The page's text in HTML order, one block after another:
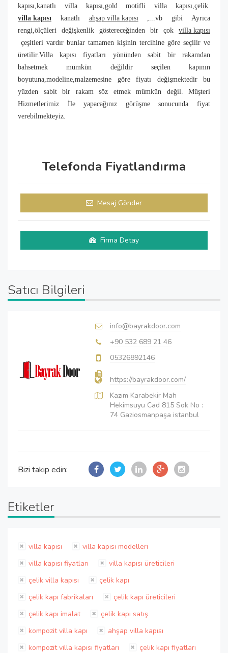
kapısı,kanatlı villa kapısı,gold motifli villa kapısı,çelik
villa kapısı kanatlı ahşap villa kapısı,...vb gibi Ayrıca
rengi,ölçüleri değişkenlik göstereceğinden bir çok villa kapısı
çeşitleri vardır bunlar tamamen kişinin tercihine göre seçilir ve
üretilir.Villa kapısı fiyatları yönünden sabit bir rakamdan
bahsetmek mümkün değildir seçilen kapının
boyutuna,modeline,malzemesine göre fiyatı değişmektedir bu
yüzden sabit bir rakam söz etmek mümkün değil. Müşteri
Hizmetlerimiz İle yapacağınız görüşme sonucunda fiyat
verebilmekteyiz.
Telefonda Fiyatlandırma
Mesaj Gönder
Firma Detay
Satıcı Bilgileri
info@bayrakdoor.com
+90 532 689 21 46
05326892146
https://bayrakdoor.com/
Kazım Karabekir Mah
Hekimsuyu Cad 815 Sok No :
74 Gaziosmanpaşa istanbul
Bizi takip edin:
Etiketler
villa kapısı
villa kapısı modelleri
villa kapısı fiyatları
villa kapısı üreticileri
çelik villa kapısı
çelik kapı
çelik kapı fabrikaları
çelik kapı üreticileri
çelik kapı imalat
çelik kapı satış
kompozit villa kapı
ahşap villa kapısı
kompozit villa kapısı fiyatları
çelik kapı fiyatları